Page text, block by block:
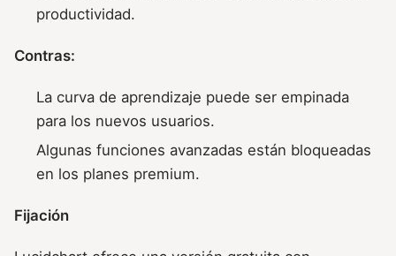
productividad.
Contras:
La curva de aprendizaje puede ser empinada
para los nuevos usuarios.
Algunas funciones avanzadas están bloqueadas
en los planes premium.
Fijación